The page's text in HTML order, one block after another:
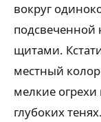
вокруг
щитами.
местный
мелкие
глубоких